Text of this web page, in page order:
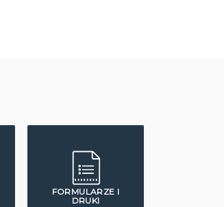
FORMULARZE I
DRUKI